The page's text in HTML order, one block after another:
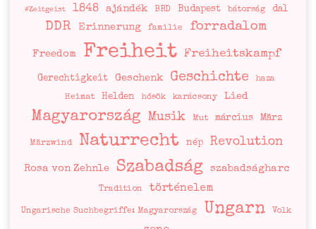
#Zeitgeist 1848 ajándék BRD Budapest bátorság dal
DDR Erinnerung familie forradalom
Freedom Freiheit Freiheitskampf
Gerechtigkeit Geschenk Geschichte haza
Heimat Helden hősök karácsony Lied
Magyarország Musik Mut március März
Märzwind Naturrecht nép Revolution
Rosa von Zehnle Szabadság szabadságharc
Tradition történelem
Ungarische Suchbegriffe: Magyarország Ungarn Volk